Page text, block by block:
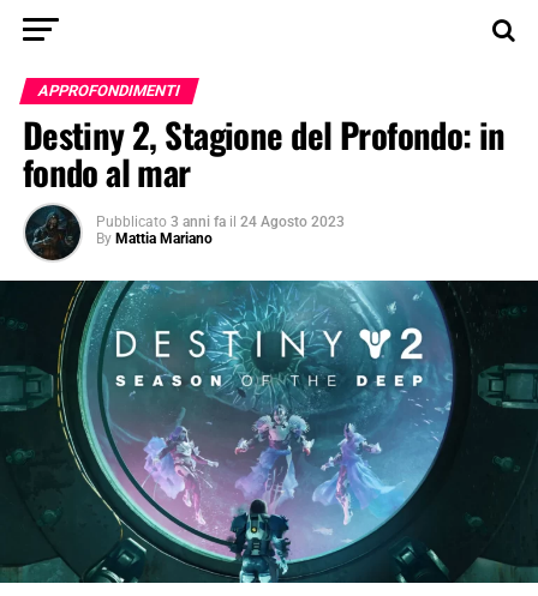
APPROFONDIMENTI
Destiny 2, Stagione del Profondo: in
fondo al mar
Pubblicato 3 anni fa il 24 Agosto 2023
By Mattia Mariano